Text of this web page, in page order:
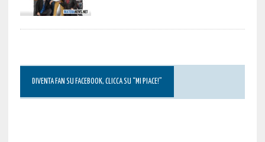
DIVENTA FAN SU FACEBOOK, CLICCA SU “MI PIACE!”